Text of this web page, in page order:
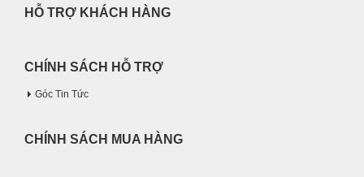
HỖ TRỢ KHÁCH HÀNG
CHÍNH SÁCH HỖ TRỢ
Góc Tin Tức
CHÍNH SÁCH MUA HÀNG